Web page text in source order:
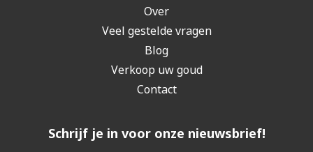
Over
Veel gestelde vragen
Blog
Verkoop uw goud
Contact
Schrijf je in voor onze nieuwsbrief!